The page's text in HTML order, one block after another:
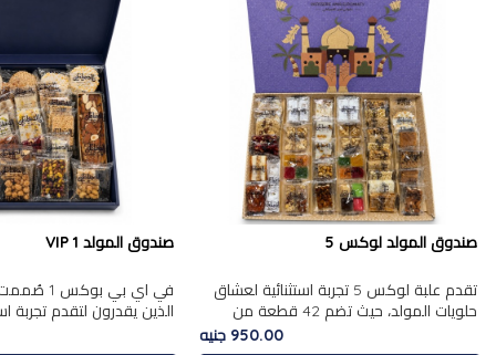
صندوق المولد لوكس 5
تقدم علبة لوكس 5 تجربة استثنائية لعشاق
حلويات المولد، حيث تضم 42 قطعة من
تشكيلة فاخرة تجمع بين أشهر الأصناف
950.00 جنيه
صندوق المولد VIP 1
في اي بي
الذين يقدرون لتقدم تجربة
تجمع بين أفخر حلويات